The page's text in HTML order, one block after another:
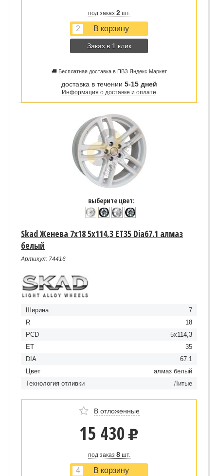
под заказ 2шт.
Заказ в 1 клик
🚚 Бесплатная доставка в ПВЗ Яндекс Маркет
доставка в течении 5-15 дней
Информация о доставке и оплате
выберите цвет:
Skad Женева 7x18 5x114,3 ET35 Dia67.1 алмаз
белый
Артикул: 74416
Ширина
7
R
18
PCD
5x114,3
ET
35
DIA
67.1
Цвет
алмаз белый
Технология отливки
Литые
В отложенные
15 430 u
под заказ 8шт.